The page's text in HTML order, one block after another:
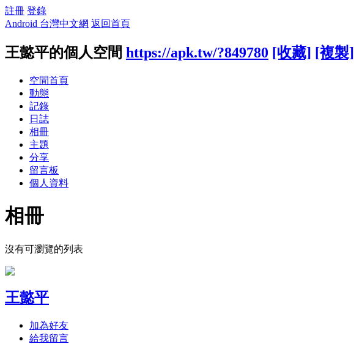
註冊 登錄
Android 台灣中文網 返回首頁
王懿平的個人空間 https://apk.tw/?849780 [收藏] [複製]
空間首頁
動態
記錄
日誌
相冊
主題
分享
留言板
個人資料
相冊
沒有可瀏覽的列表
王懿平
加為好友
給我留言